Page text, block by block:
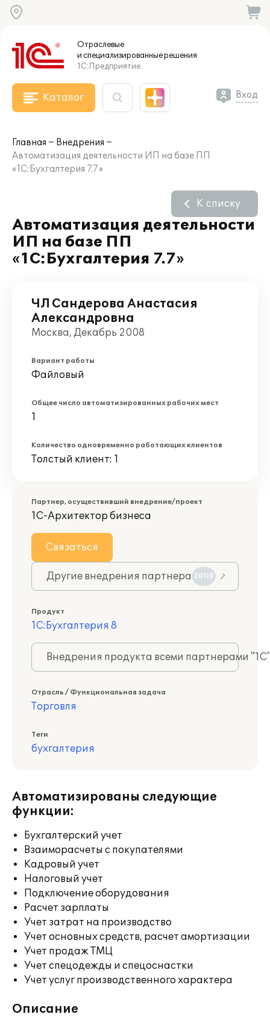
Отраслевые
и специализированныерешения
1С:Предприятие
Каталог Вход
Главная
Внедрения
Автоматизация деятельности ИП на базе ПП
«1С:Бухгалтерия 7.7»
Автоматизация деятельности
ИП на базе ПП
«1С:Бухгалтерия 7.7»
К списку
ЧЛ Сандерова Анастасия
Александровна
Москва, Декабрь 2008
Вариант работы
Файловый
Общее число автоматизированных рабочих мест
1
Количество одновременно работающих клиентов
Толстый клиент: 1
Партнер, осуществивший внедрение/проект
1С-Архитектор бизнеса
Связаться
Другие внедрения партнера 20110
Продукт
1С:Бухгалтерия 8
Внедрения продукта всеми партнерами
Отрасль / Функциональная задача
Торговля
Теги
бухгалтерия
Автоматизированы следующие
функции:
Бухгалтерский учет
Взаиморасчеты с покупателями
Кадровый учет
Налоговый учет
Подключение оборудования
Расчет зарплаты
Учет затрат на производство
Учет основных средств, расчет амортизации
Учет продаж ТМЦ
Учет спецодежды и спецоснастки
Учет услуг производственного характера
Описание